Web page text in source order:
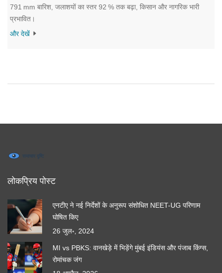
791 mm बारिश, जलाशयों का स्तर 92 % तक बढ़ा, किसान और नागरिक भारी
प्रभावित।
और देखें
लोकप्रिय पोस्ट
एनटीए ने नई निर्देशों के अनुरूप संशोधित NEET-UG परिणाम
घोषित किए
26 जुल॰, 2024
MI vs PBKS: वानखेड़े में भिड़ेंगे मुंबई इंडियंस और पंजाब किंग्स,
रोमांचक जंग